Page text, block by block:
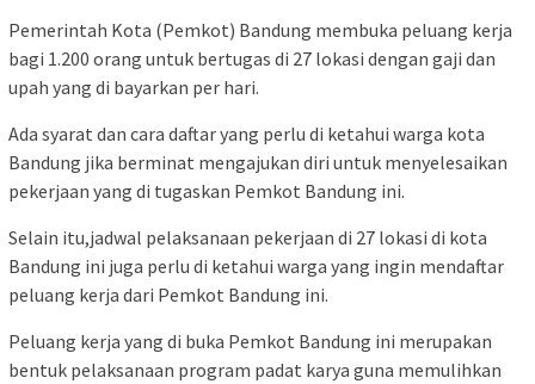
Pemerintah Kota (Pemkot) Bandung membuka peluang kerja
bagi 1.200 orang untuk bertugas di 27 lokasi dengan gaji dan
upah yang di bayarkan per hari.
Ada syarat dan cara daftar yang perlu di ketahui warga kota
Bandung jika berminat mengajukan diri untuk menyelesaikan
pekerjaan yang di tugaskan Pemkot Bandung ini.
Selain itu,jadwal pelaksanaan pekerjaan di 27 lokasi di kota
Bandung ini juga perlu di ketahui warga yang ingin mendaftar
peluang kerja dari Pemkot Bandung ini.
Peluang kerja yang di buka Pemkot Bandung ini merupakan
bentuk pelaksanaan program padat karya guna memulihkan